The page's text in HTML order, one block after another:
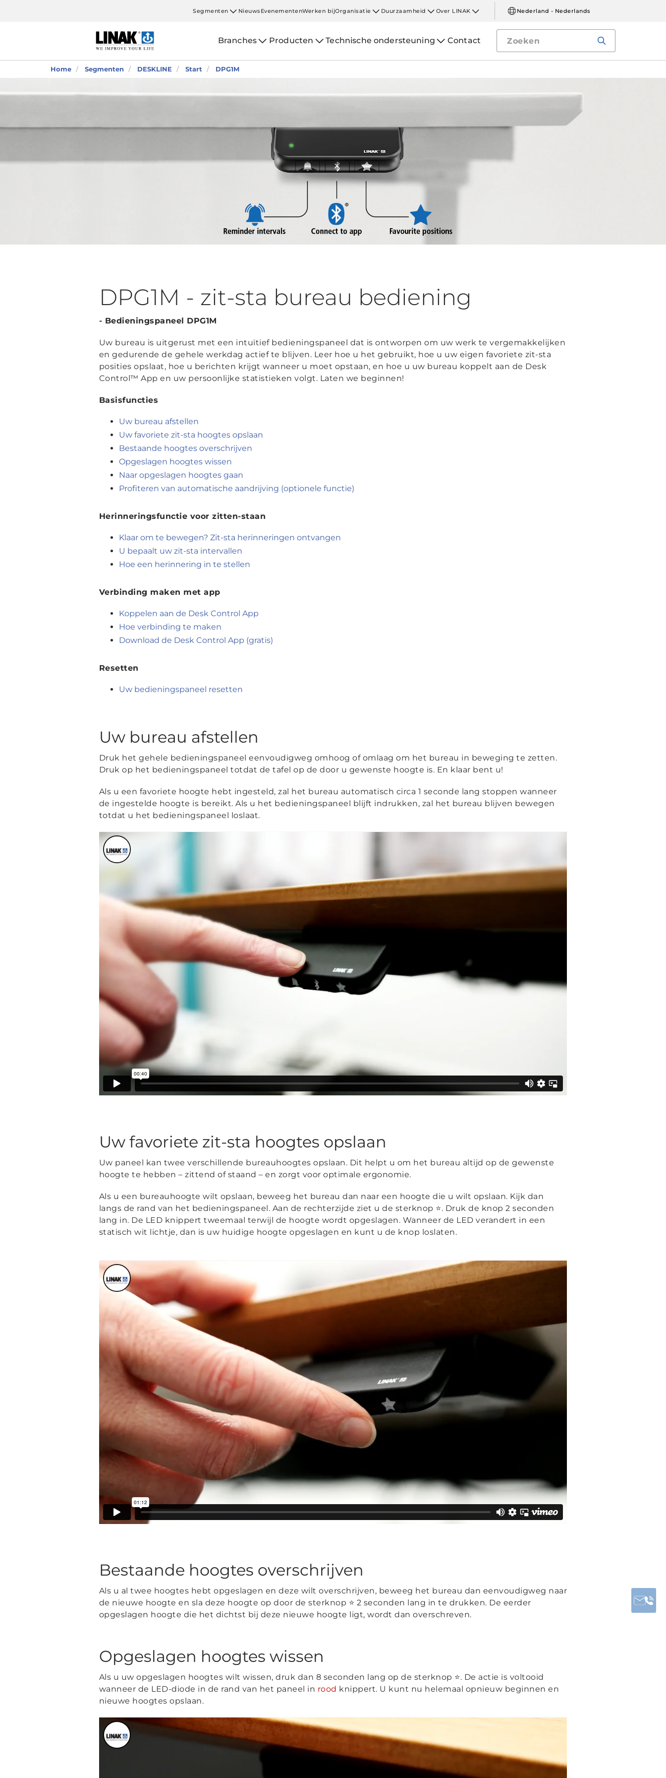
Segmenten NieuwsEvenementenWerken bijOrganisatie Duurzaamheid Over LINAK Nederland - Nederlands
Branches Producten Technische ondersteuning Contact
Home Segmenten DESKLINE Start DPG1M
DPG1M - zit-sta bureau bediening
- Bedieningspaneel DPG1M
Uw bureau is uitgerust met een intuïtief bedieningspaneel dat is ontworpen om uw werk te vergemakkelijken
en gedurende de gehele werkdag actief te blijven. Leer hoe u het gebruikt, hoe u uw eigen favoriete zit-sta
posities opslaat, hoe u berichten krijgt wanneer u moet opstaan, en hoe u uw bureau koppelt aan de Desk
Control™ App en uw persoonlijke statistieken volgt. Laten we beginnen!
Basisfuncties
Uw bureau afstellen
Uw favoriete zit-sta hoogtes opslaan
Bestaande hoogtes overschrijven
Opgeslagen hoogtes wissen
Naar opgeslagen hoogtes gaan
Profiteren van automatische aandrijving (optionele functie)
Herinneringsfunctie voor zitten-staan
Klaar om te bewegen? Zit-sta herinneringen ontvangen
U bepaalt uw zit-sta intervallen
Hoe een herinnering in te stellen
Verbinding maken met app
Koppelen aan de Desk Control App
Hoe verbinding te maken
Download de Desk Control App (gratis)
Resetten
Uw bedieningspaneel resetten
Uw bureau afstellen
Druk het gehele bedieningspaneel eenvoudigweg omhoog of omlaag om het bureau in beweging te zetten.
Druk op het bedieningspaneel totdat de tafel op de door u gewenste hoogte is. En klaar bent u!
Als u een favoriete hoogte hebt ingesteld, zal het bureau automatisch circa 1 seconde lang stoppen wanneer
de ingestelde hoogte is bereikt. Als u het bedieningspaneel blijft indrukken, zal het bureau blijven bewegen
totdat u het bedieningspaneel loslaat.
Uw favoriete zit-sta hoogtes opslaan
Uw paneel kan twee verschillende bureauhoogtes opslaan. Dit helpt u om het bureau altijd op de gewenste
hoogte te hebben – zittend of staand – en zorgt voor optimale ergonomie.
Als u een bureauhoogte wilt opslaan, beweeg het bureau dan naar een hoogte die u wilt opslaan. Kijk dan
langs de rand van het bedieningspaneel. Aan de rechterzijde ziet u de sterknop ⭐. Druk de knop 2 seconden
lang in. De LED knippert tweemaal terwijl de hoogte wordt opgeslagen. Wanneer de LED verandert in een
statisch wit lichtje, dan is uw huidige hoogte opgeslagen en kunt u de knop loslaten.
Bestaande hoogtes overschrijven
Als u al twee hoogtes hebt opgeslagen en deze wilt overschrijven, beweeg het bureau dan eenvoudigweg naar
de nieuwe hoogte en sla deze hoogte op door de sterknop ⭐ 2 seconden lang in te drukken. De eerder
opgeslagen hoogte die het dichtst bij deze nieuwe hoogte ligt, wordt dan overschreven.
Opgeslagen hoogtes wissen
Als u uw opgeslagen hoogtes wilt wissen, druk dan 8 seconden lang op de sterknop ⭐. De actie is voltooid
wanneer de LED-diode in de rand van het paneel in rood knippert. U kunt nu helemaal opnieuw beginnen en
nieuwe hoogtes opslaan.